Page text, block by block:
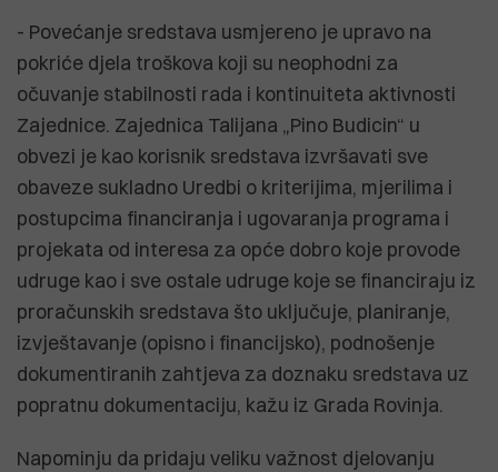
- Povećanje sredstava usmjereno je upravo na
pokriće djela troškova koji su neophodni za
očuvanje stabilnosti rada i kontinuiteta aktivnosti
Zajednice. Zajednica Talijana „Pino Budicin“ u
obvezi je kao korisnik sredstava izvršavati sve
obaveze sukladno Uredbi o kriterijima, mjerilima i
postupcima financiranja i ugovaranja programa i
projekata od interesa za opće dobro koje provode
udruge kao i sve ostale udruge koje se financiraju iz
proračunskih sredstava što uključuje, planiranje,
izvještavanje (opisno i financijsko), podnošenje
dokumentiranih zahtjeva za doznaku sredstava uz
popratnu dokumentaciju, kažu iz Grada Rovinja.
Napominju da pridaju veliku važnost djelovanju